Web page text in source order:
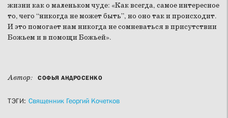
жизни как о маленьком чуде: «Как всегда, самое интересное
то, чего “никогда не может быть”, но оно так и происходит.
И это помогает нам никогда не сомневаться в присутствии
Божьем и в помощи Божьей».
Автор: СОФЬЯ АНДРОСЕНКО
ТЭГИ: Священник Георгий Кочетков